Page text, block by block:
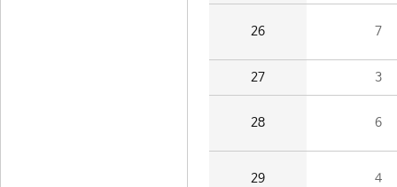
26 7
27 3
28 6
29 4